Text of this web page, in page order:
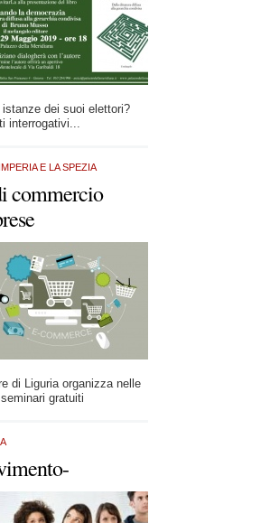
dei suoi elettori?
interrogativi...
E LA SPEZIA
commercio
di Liguria organizza nelle
gratuiti